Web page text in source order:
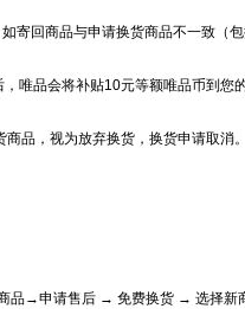
寄回商品与申请换货商品不一致（
，唯品会将补贴10元等额唯品币到您
品，视为放弃换货，换货申请取消。
品→申请售后 → 免费换货 → 选择新